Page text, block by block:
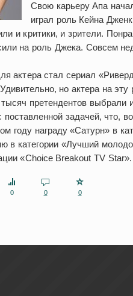
Свою карьеру Апа
играл роль Кейна
и критики, и зрители.
на роль Джека. Совсем
актера стал сериал
но актера на
претендентов
поставленной задачей, что,
году награду «Сатурн» в
в категории «Лучший
«Choice Breakout TV Star».
0
0 0